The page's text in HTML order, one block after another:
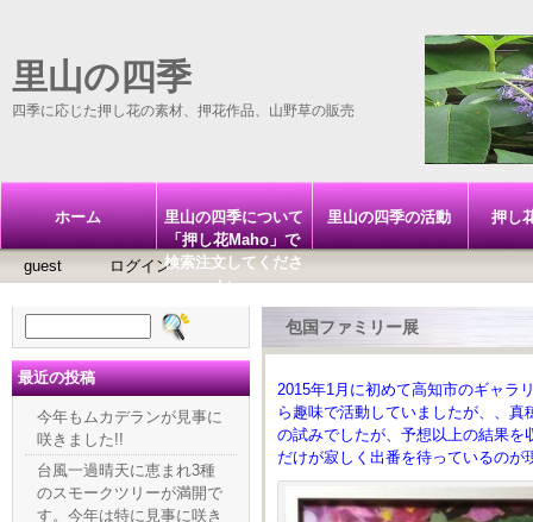
里山の四季
四季に応じた押し花の素材、押花作品、山野草の販売
ホーム
里山の四季について
「押し花Maho」で
検索注文してくださ
い。
里山の四季の活動 押し
guest ログイン
包国ファミリー展
2015年1月に初めて高知市のギャラ
ら趣味で活動していましたが、、
の試みでしたが、予想以上の結果
だけが寂しく出番を待っているのが
索:
最近の投稿
今年もムカデランが見事に
咲きました!!
台風一過晴天に恵まれ3種
のスモークツリーが満開で
す。今年は特に見事に咲き